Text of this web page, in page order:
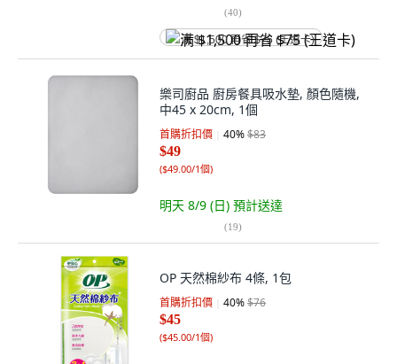
(40)
满 $1,500 再省 $75 (王道卡)
樂司廚品 廚房餐具吸水墊, 顏色隨機,
中45 x 20cm, 1個
首購折扣價 40%$83
$49
($49.00/1個)
明天 8/9 (日) 預計送達
(19)
OP 天然棉紗布 4條, 1包
首購折扣價 40%$76
$45
($45.00/1個)